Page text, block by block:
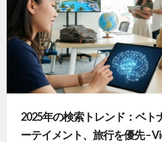
2025年の検索トレンド：ベト
ーテイメント、旅行を優先 –